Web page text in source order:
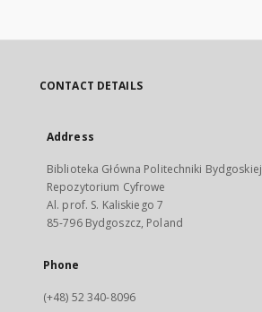
CONTACT DETAILS
Address
Biblioteka Główna Politechniki Bydgoskiej
Repozytorium Cyfrowe
Al. prof. S. Kaliskiego 7
85-796 Bydgoszcz, Poland
Phone
(+48) 52 340-8096